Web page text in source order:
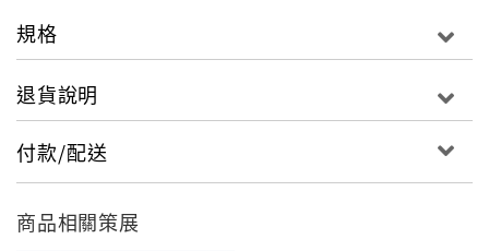
"
規格
退貨說明
付款/配送
商品相關策展